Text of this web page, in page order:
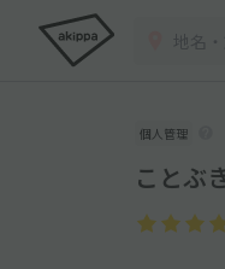
個人管理
ことぶ